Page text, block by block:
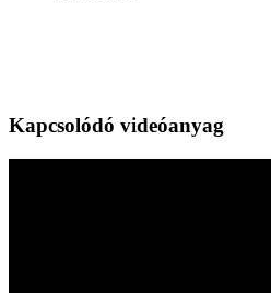
Kapcsolódó videóanyag